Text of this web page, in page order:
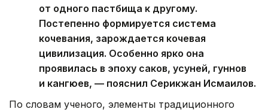
от одного пастбища к другому.
Постепенно формируется система
кочевания, зарождается кочевая
цивилизация. Особенно ярко она
проявилась в эпоху саков, усуней, гуннов
и кангюев, — пояснил Серикжан Исмаилов.
По словам ученого, элементы традиционного